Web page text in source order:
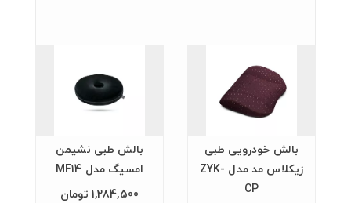
بالش طبی نشیمن
امسیگ مدل MF14
1,284,500 تومان
بالش خودرویی طبی
زیکلاس مد مدل ZYK-
CP